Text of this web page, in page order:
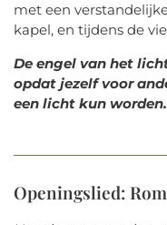
met een
kapel, en tijdens de
De engel van het
opdat jezelf voor
een licht kun worden.
Openingslied: